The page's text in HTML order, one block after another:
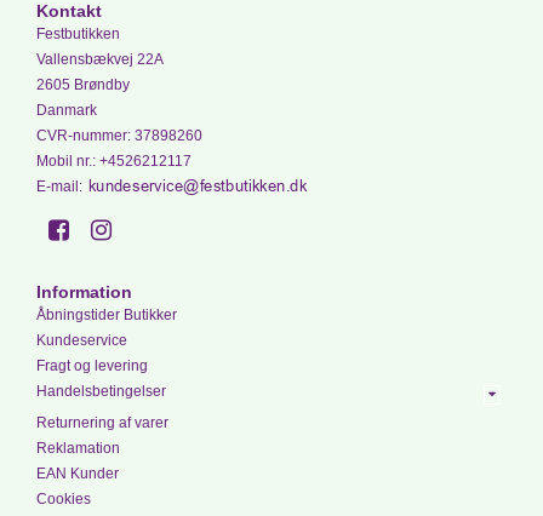
Kontakt
Festbutikken
Vallensbækvej 22A
2605 Brøndby
Danmark
CVR-nummer: 37898260
Mobil nr.: +4526212117
E-mail :
Information
Åbningstider Butikker
Kundeservice
Fragt og levering
Handelsbetingelser
Returnering af varer
Reklamation
EAN Kunder
Cookies